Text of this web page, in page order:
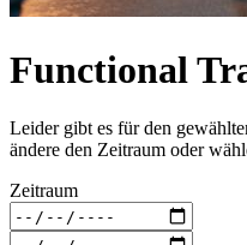
Functional
Leider gibt es für den
ändere den Zeitraum oder
Zeitraum